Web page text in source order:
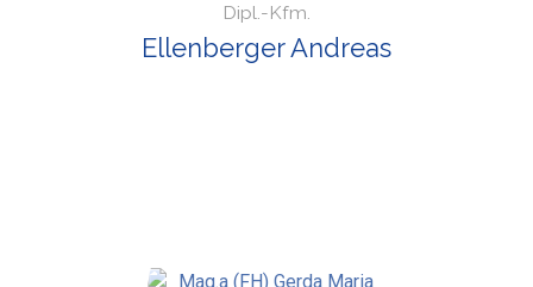
Dipl.-Kfm.
Ellenberger Andreas